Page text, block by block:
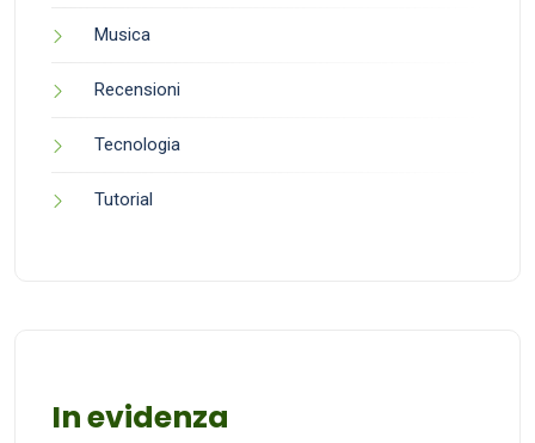
Musica
Recensioni
Tecnologia
Tutorial
In evidenza